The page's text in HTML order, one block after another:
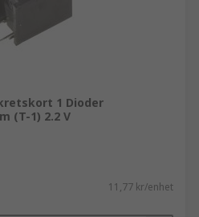
1 Dioder
(T-1) 2.2 V
11,77 kr/enhet